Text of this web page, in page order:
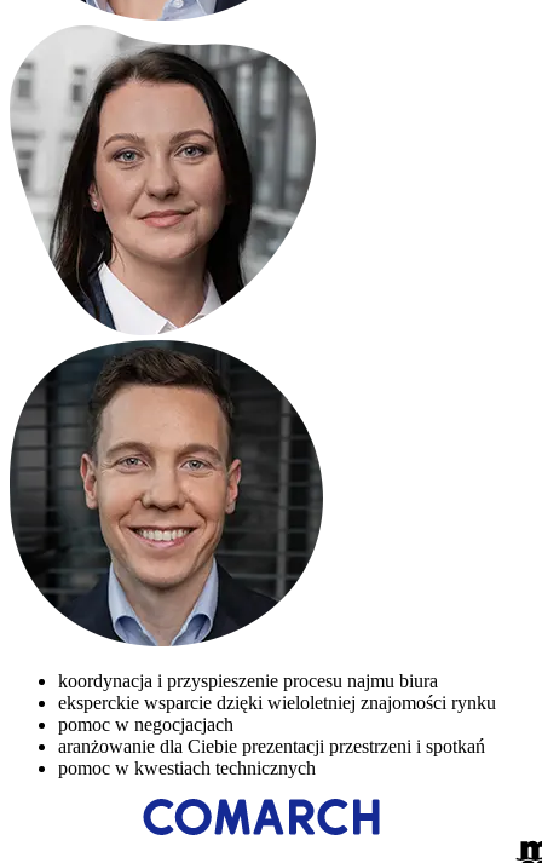
koordynacja i przyspieszenie procesu najmu biura
eksperckie wsparcie dzięki wieloletniej znajomości rynku
pomoc w negocjacjach
aranżowanie dla Ciebie prezentacji przestrzeni i spotkań
pomoc w kwestiach technicznych